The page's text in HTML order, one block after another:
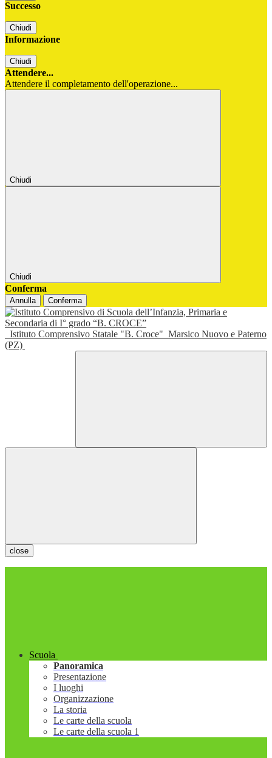
Successo
Chiudi
Informazione
Chiudi
Attendere...
Attendere il completamento dell'operazione...
Chiudi
Chiudi
Conferma
Annulla Conferma
Istituto Comprensivo Statale "B. Croce" Marsico Nuovo e Paterno
(PZ)
close
Scuola
Panoramica
Presentazione
I luoghi
Organizzazione
La storia
Le carte della scuola
Le carte della scuola 1